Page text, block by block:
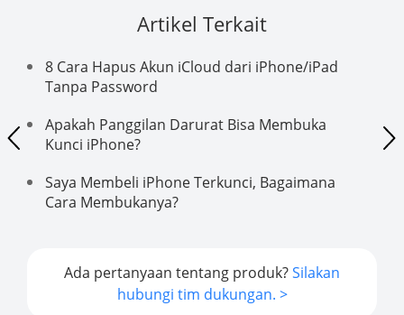
Artikel Terkait
8 Cara Hapus Akun iCloud dari iPhone/iPad
Tanpa Password
Apakah Panggilan Darurat Bisa Membuka
Kunci iPhone?
Saya Membeli iPhone Terkunci, Bagaimana
Cara Membukanya?
Ada pertanyaan tentang produk?Silakan
hubungi tim dukungan. >